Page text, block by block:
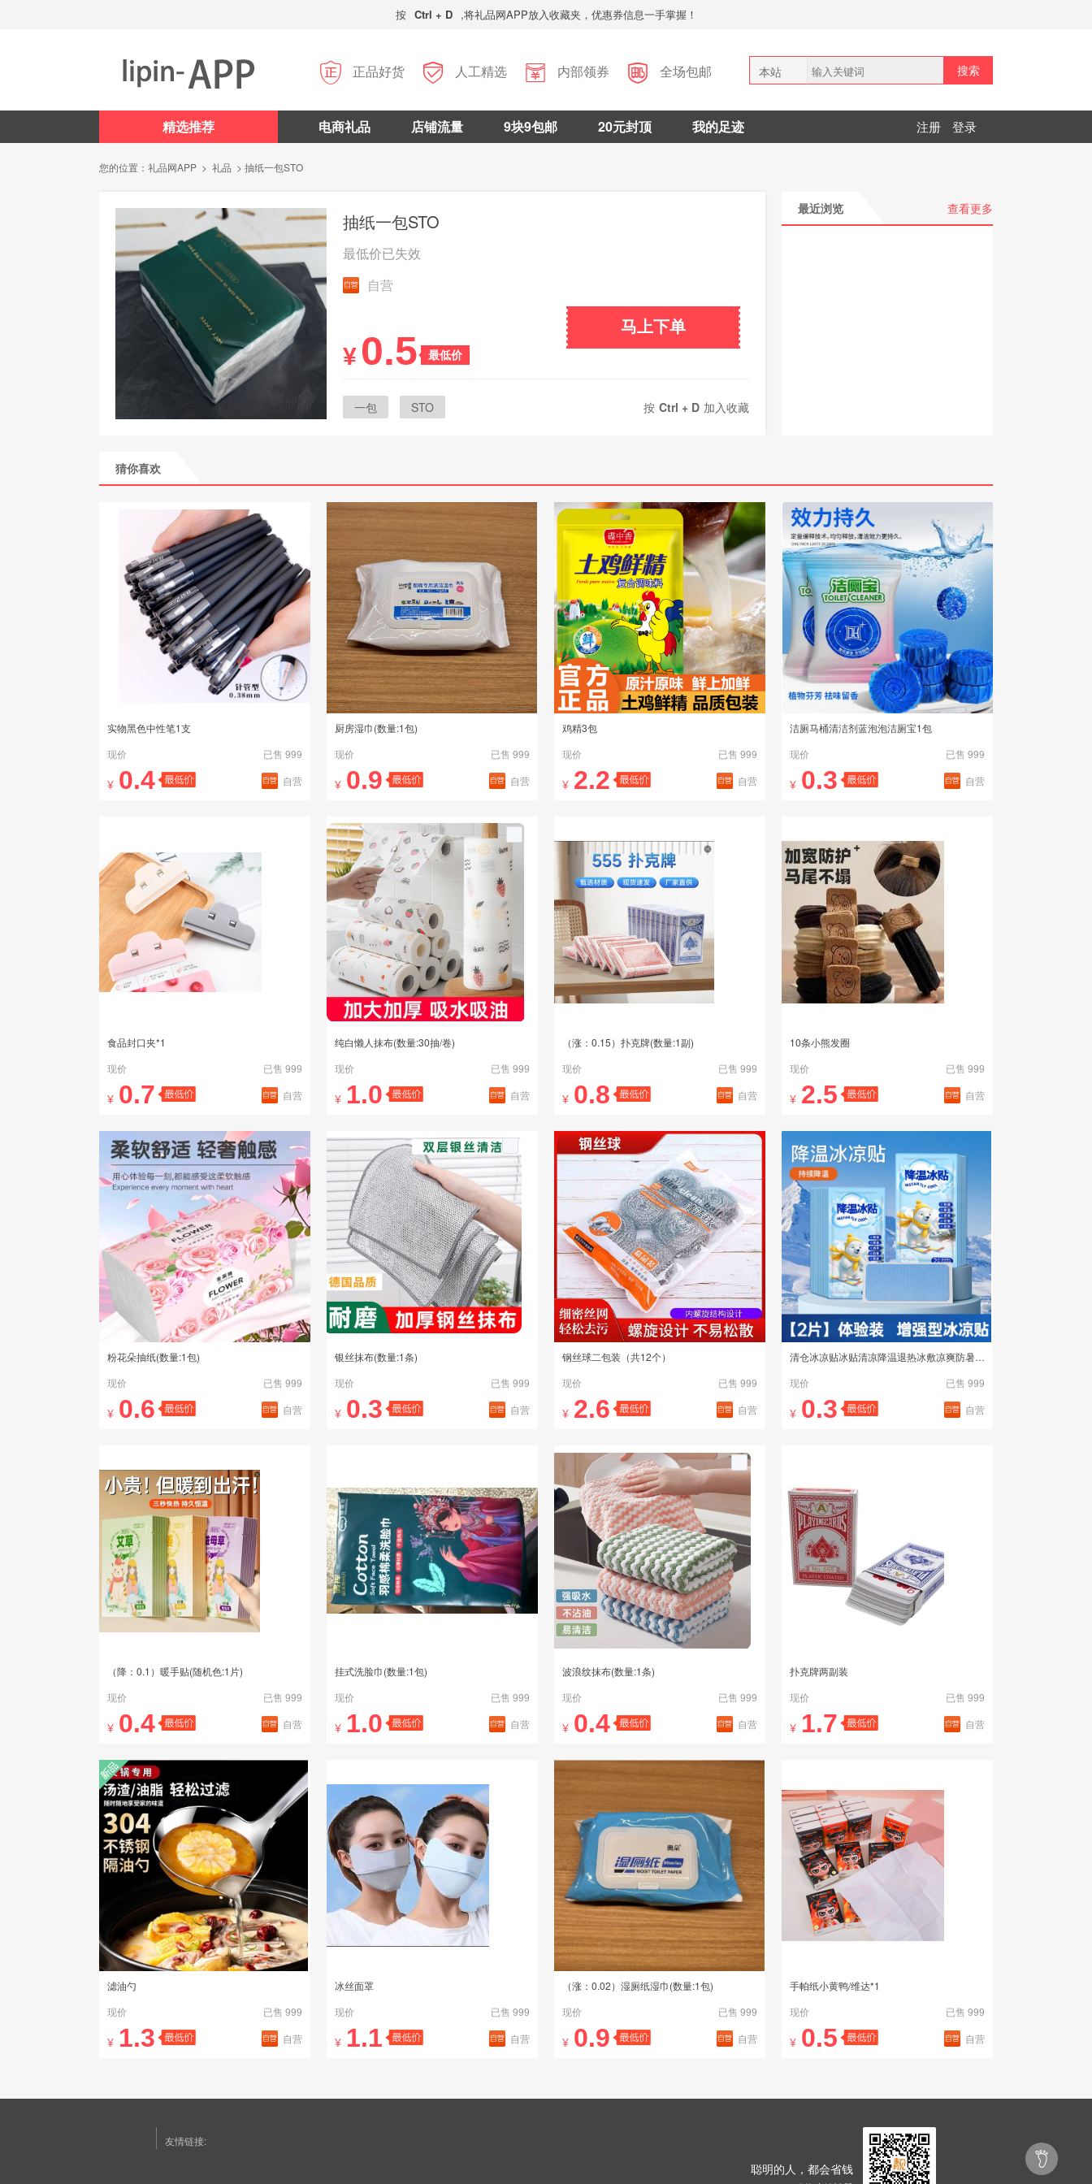
按 Ctrl + D ,将礼品网APP放入收藏夹，优惠券信息一手掌握！
 正品好货  人工精选  内部领券  全场包邮
本站
搜索
精选推荐 电商礼品 店铺流量 9块9包邮 20元封顶 我的足迹 注册 登录
您的位置： 礼品网APP > 礼品 > 抽纸一包STO
抽纸一包STO
最低价已失效
自营
最低价
¥ 0.5
马上下单
一包 STO 按 Ctrl + D 加入收藏
最近浏览 查看更多
猜你喜欢
实物黑色中性笔1支
现价
已售 999
¥ 0.4 自营
厨房湿巾(数量:1包)
现价
已售 999
¥ 0.9 自营
鸡精3包
现价
已售 999
¥ 2.2 自营
洁厕马桶清洁剂蓝泡泡洁厕宝1包
现价
已售 999
¥ 0.3 自营
食品封口夹*1
现价
已售 999
¥ 0.7 自营
纯白懒人抹布(数量:30抽/卷)
现价
已售 999
¥ 1.0 自营
（涨：0.15）扑克牌(数量:1副)
现价
已售 999
¥ 0.8 自营
10条小熊发圈
现价
已售 999
¥ 2.5 自营
粉花朵抽纸(数量:1包)
现价
已售 999
¥ 0.6 自营
银丝抹布(数量:1条)
现价
已售 999
¥ 0.3 自营
钢丝球二包装（共12个）
现价
已售 999
¥ 2.6 自营
清仓冰凉贴冰贴清凉降温退热冰敷凉爽防暑解暑神器2片装
现价
已售 999
¥ 0.3 自营
（降：0.1）暖手贴(随机色:1片)
现价
已售 999
¥ 0.4 自营
挂式洗脸巾(数量:1包)
现价
已售 999
¥ 1.0 自营
波浪纹抹布(数量:1条)
现价
已售 999
¥ 0.4 自营
扑克牌两副装
现价
已售 999
¥ 1.7 自营
新品
滤油勺
现价
已售 999
¥ 1.3 自营
冰丝面罩
现价
已售 999
¥ 1.1 自营
（涨：0.02）湿厕纸湿巾(数量:1包)
现价
已售 999
¥ 0.9 自营
手帕纸小黄鸭/维达*1
现价
已售 999
¥ 0.5 自营
友情链接:
聪明的人，都会省钱 